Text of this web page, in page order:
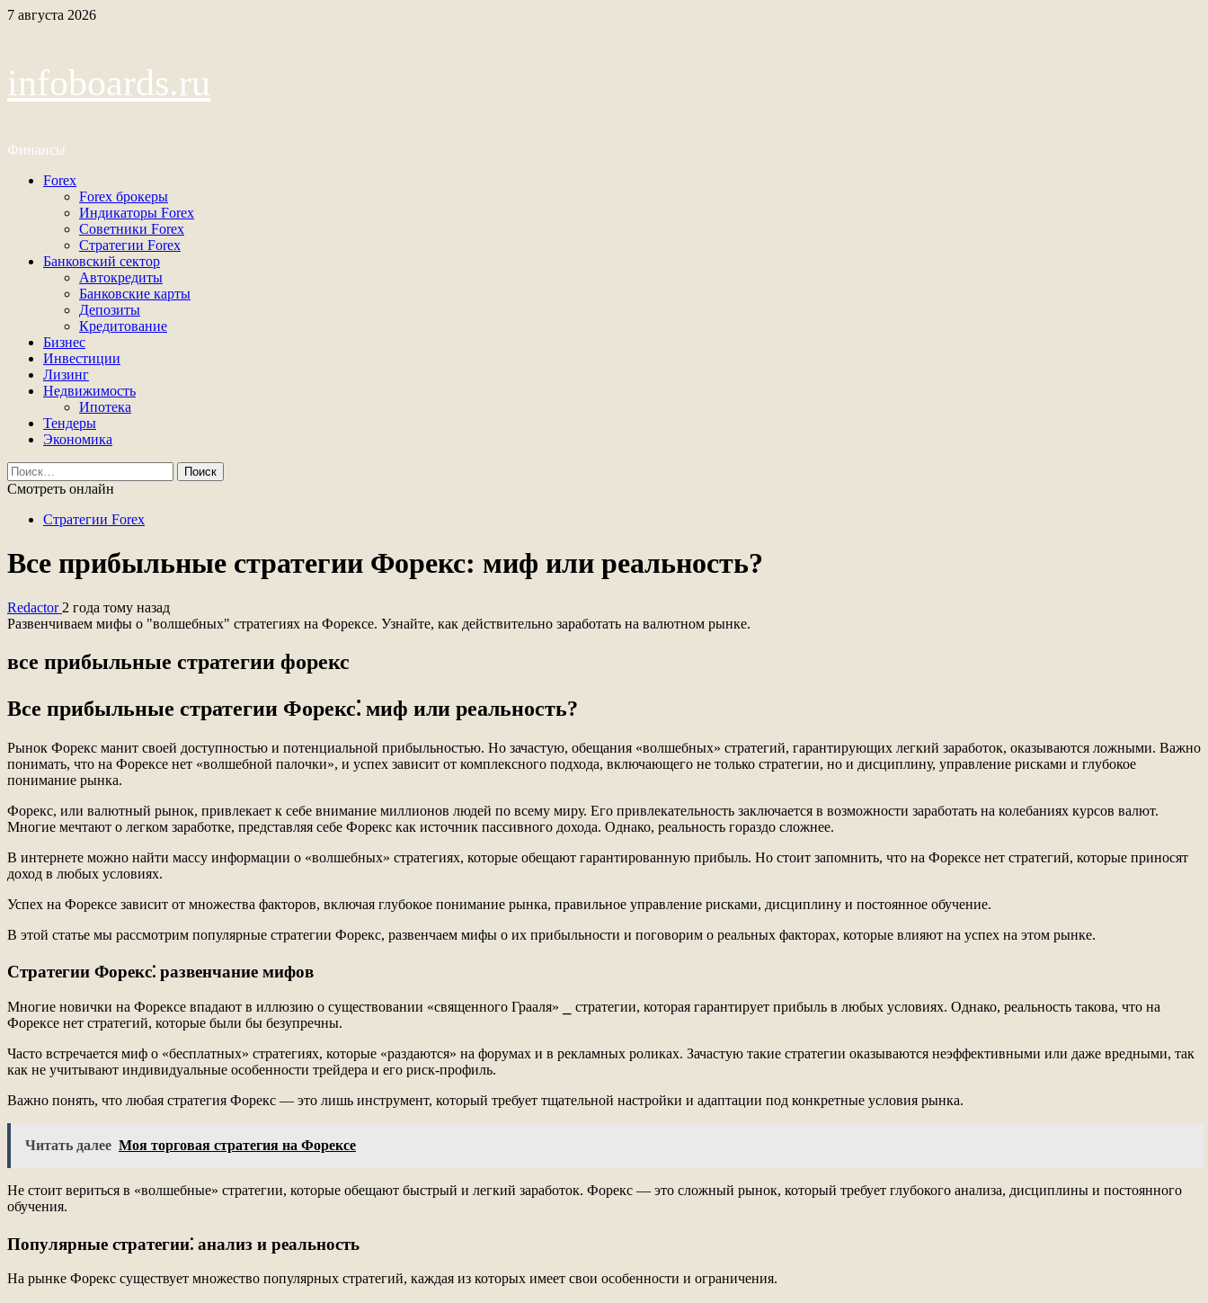
Перейти
7 августа 2026
infoboards.ru
Финансы
Основное
Forex
Forex брокеры
Индикаторы Forex
Советники Forex
Стратегии Forex
Банковский сектор
Автокредиты
Банковские карты
Депозиты
Кредитование
Бизнес
Инвестиции
Лизинг
Недвижимость
Ипотека
Тендеры
Экономика
Найти:
Смотреть онлайн
Стратегии Forex
Все прибыльные стратегии Форекс: миф или реальность?
Redactor 2 года тому назад
Развенчиваем мифы о "волшебных" стратегиях на Форексе. Узнайте, как действительно заработать на валютном рынке.
все прибыльные стратегии форекс
Все прибыльные стратегии Форекс⁚ миф или реальность?
Рынок Форекс манит своей доступностью и потенциальной прибыльностью. Но зачастую, обещания «волшебных» стратегий, гарантирующих легкий заработок, оказываются ложными. Важно
понимать, что на Форексе нет «волшебной палочки», и успех зависит от комплексного подхода, включающего не только стратегии, но и дисциплину, управление рисками и глубокое
понимание рынка.
Форекс, или валютный рынок, привлекает к себе внимание миллионов людей по всему миру. Его привлекательность заключается в возможности заработать на колебаниях курсов валют.
Многие мечтают о легком заработке, представляя себе Форекс как источник пассивного дохода. Однако, реальность гораздо сложнее.
В интернете можно найти массу информации о «волшебных» стратегиях, которые обещают гарантированную прибыль. Но стоит запомнить, что на Форексе нет стратегий, которые приносят
доход в любых условиях.
Успех на Форексе зависит от множества факторов, включая глубокое понимание рынка, правильное управление рисками, дисциплину и постоянное обучение.
В этой статье мы рассмотрим популярные стратегии Форекс, развенчаем мифы о их прибыльности и поговорим о реальных факторах, которые влияют на успех на этом рынке.
Стратегии Форекс⁚ развенчание мифов
Многие новички на Форексе впадают в иллюзию о существовании «священного Грааля» ⎯ стратегии, которая гарантирует прибыль в любых условиях. Однако, реальность такова, что на
Форексе нет стратегий, которые были бы безупречны.
Часто встречается миф о «бесплатных» стратегиях, которые «раздаются» на форумах и в рекламных роликах. Зачастую такие стратегии оказываются неэффективными или даже вредными, так
как не учитывают индивидуальные особенности трейдера и его риск-профиль.
Важно понять, что любая стратегия Форекс — это лишь инструмент, который требует тщательной настройки и адаптации под конкретные условия рынка.
Читать далее Моя торговая стратегия на Форексе
Не стоит вериться в «волшебные» стратегии, которые обещают быстрый и легкий заработок. Форекс — это сложный рынок, который требует глубокого анализа, дисциплины и постоянного
обучения.
Популярные стратегии⁚ анализ и реальность
На рынке Форекс существует множество популярных стратегий, каждая из которых имеет свои особенности и ограничения.